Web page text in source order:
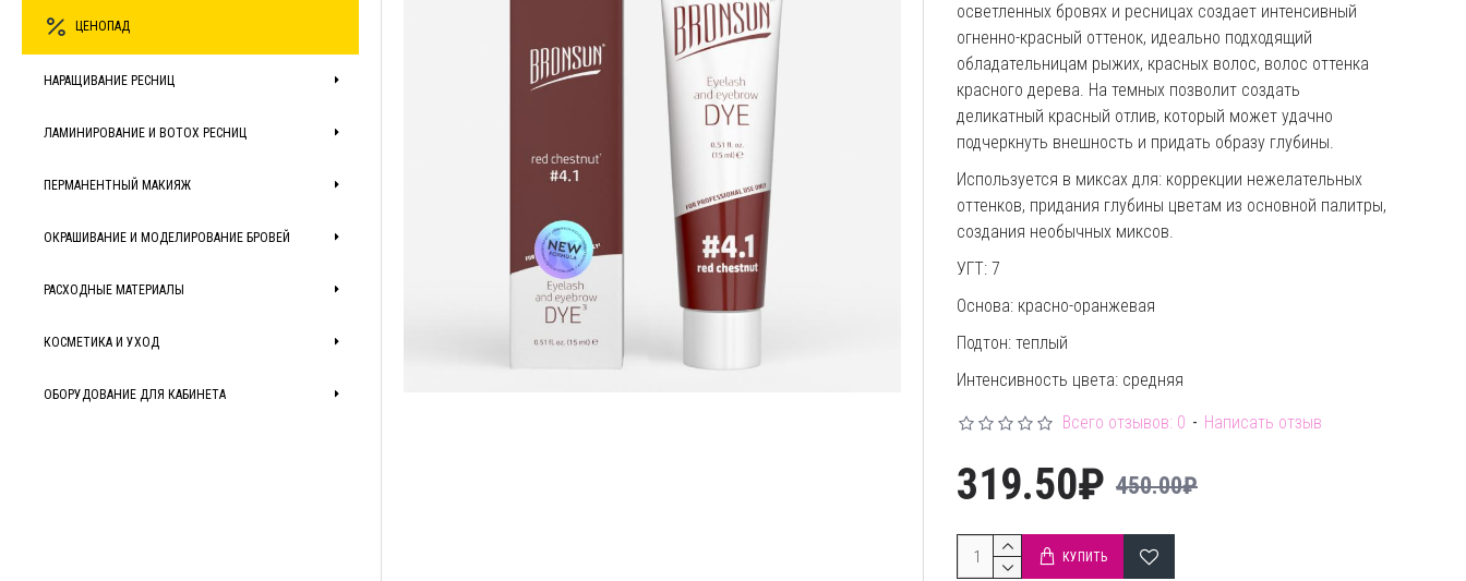
ЦЕНОПАД
НАРАЩИВАНИЕ РЕСНИЦ
ЛАМИНИРОВАНИЕ И BOTOX РЕСНИЦ
ПЕРМАНЕНТНЫЙ МАКИЯЖ
ОКРАШИВАНИЕ И МОДЕЛИРОВАНИЕ БРОВЕЙ
РАСХОДНЫЕ МАТЕРИАЛЫ
КОСМЕТИКА И УХОД
ОБОРУДОВАНИЕ ДЛЯ КАБИНЕТА
осветленных бровях и ресницах создает интенсивный
огненно-красный оттенок, идеально подходящий
обладательницам рыжих, красных волос, волос оттенка
красного дерева. На темных позволит создать
деликатный красный отлив, который может удачно
подчеркнуть внешность и придать образу глубины.
Используется в миксах для: коррекции нежелательных
оттенков, придания глубины цветам из основной палитры,
создания необычных миксов.
УГТ: 7
Основа: красно-оранжевая
Подтон: теплый
Интенсивность цвета: средняя
Всего отзывов: 0 - Написать отзыв
319.50₽ 450.00₽
КУПИТЬ